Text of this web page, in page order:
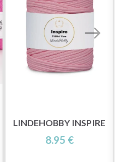
LINDEHOBBY INSPIRE
8.95 €